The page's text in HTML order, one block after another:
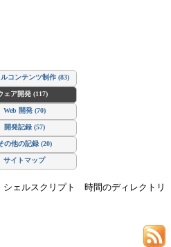
コンテンツ制作 (83)
ェア開発 (117)
Web 開発 (70)
開発記録 (57)
の他の記録 (20)
サイトマップ
シェルスクリプト 時間のディレクトリ